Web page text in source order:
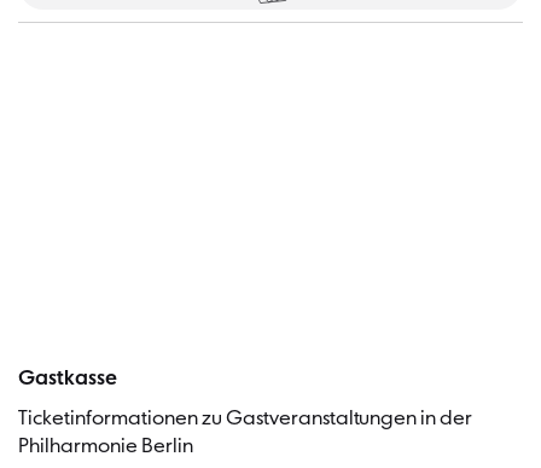
Gastkasse
Ticketinformationen zu Gastveranstaltungen in der
Philharmonie Berlin